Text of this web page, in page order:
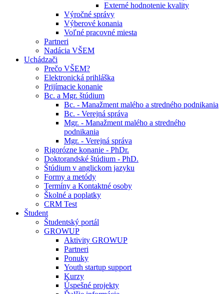
Externé hodnotenie kvality
Výročné správy
Výberové konania
Voľné pracovné miesta
Partneri
Nadácia VŠEM
Uchádzači
Prečo VŠEM?
Elektronická prihláška
Prijímacie konanie
Bc. a Mgr. štúdium
Bc. - Manažment malého a stredného podnikania
Bc. - Verejná správa
Mgr. - Manažment malého a stredného
podnikania
Mgr. - Verejná správa
Rigorózne konanie - PhDr.
Doktorandské štúdium - PhD.
Štúdium v anglickom jazyku
Formy a metódy
Termíny a Kontaktné osoby
Školné a poplatky
CRM Test
Študent
Študentský portál
GROWUP
Aktivity GROWUP
Partneri
Ponuky
Youth startup support
Kurzy
Úspešné projekty